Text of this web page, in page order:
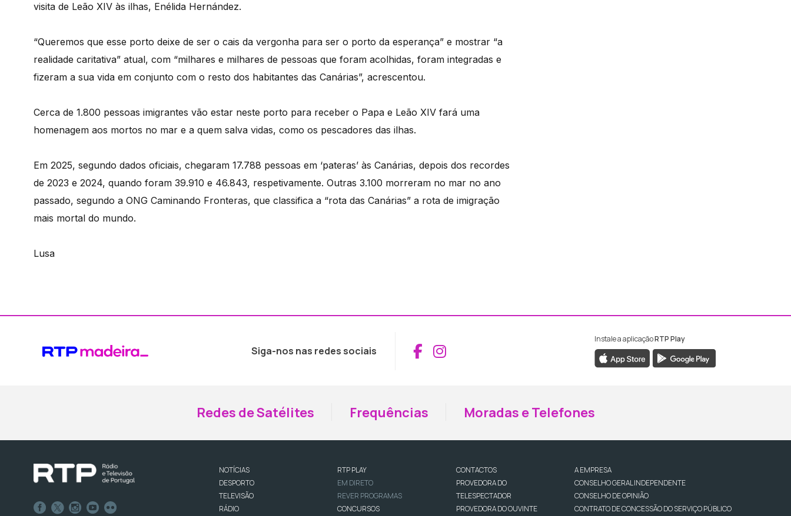
visita de Leão XIV às ilhas, Enélida Hernández.
“Queremos que esse porto deixe de ser o cais da vergonha para ser o porto da esperança” e mostrar “a
realidade caritativa” atual, com “milhares e milhares de pessoas que foram acolhidas, foram integradas e
fizeram a sua vida em conjunto com o resto dos habitantes das Canárias”, acrescentou.
Cerca de 1.800 pessoas imigrantes vão estar neste porto para receber o Papa e Leão XIV fará uma
homenagem aos mortos no mar e a quem salva vidas, como os pescadores das ilhas.
Em 2025, segundo dados oficiais, chegaram 17.788 pessoas em ‘pateras’ às Canárias, depois dos recordes
de 2023 e 2024, quando foram 39.910 e 46.843, respetivamente. Outras 3.100 morreram no mar no ano
passado, segundo a ONG Caminando Fronteras, que classifica a “rota das Canárias” a rota de imigração
mais mortal do mundo.
Lusa
Siga-nos nas redes sociais Aceder ao Facebook da RTP Madeira
Aceder ao Instagram da RTP Madeira
Instale a aplicaçãoRTP Play
Redes de Satélites Frequências Moradas e Telefones
NOTÍCIAS
DESPORTO
TELEVISÃO
RÁDIO
RTP PLAY
EM DIRETO
REVER PROGRAMAS
CONCURSOS
CONTACTOS
PROVEDORA DO
TELESPECTADOR
PROVEDORA DO OUVINTE
A EMPRESA
CONSELHO GERAL INDEPENDENTE
CONSELHO DE OPINIÃO
CONTRATO DE CONCESSÃO DO SERVIÇO PÚBLICO